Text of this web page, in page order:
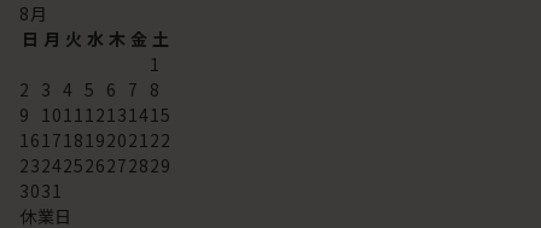
8月
日 月 火 水 木 金 土
1
2 3 4 5 6 7 8
9 101112131415
16171819202122
23242526272829
3031
休業日